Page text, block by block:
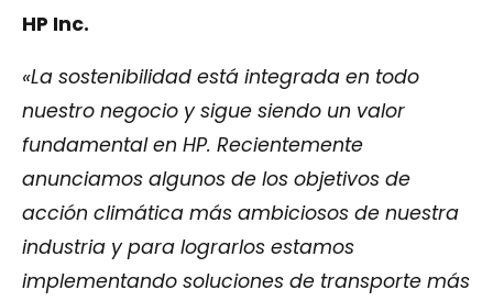
HP Inc.
«La sostenibilidad está integrada en todo
nuestro negocio y sigue siendo un valor
fundamental en HP. Recientemente
anunciamos algunos de los objetivos de
acción climática más ambiciosos de nuestra
industria y para lograrlos estamos
implementando soluciones de transporte más